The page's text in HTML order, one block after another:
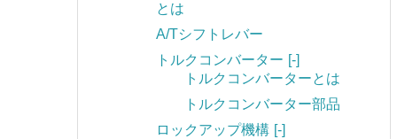
とは
A/Tシフトレバー
トルクコンバーター [-]
トルクコンバーターとは
トルクコンバーター部品
ロックアップ機構 [-]